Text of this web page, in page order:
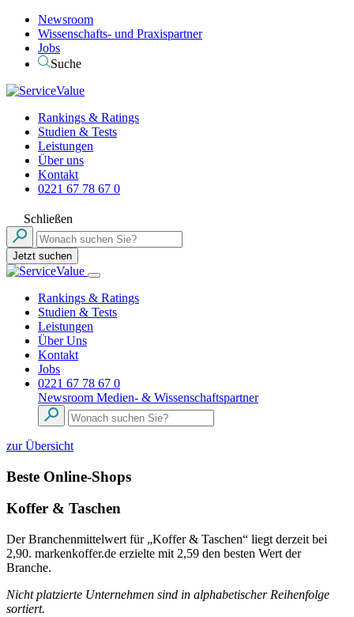
Newsroom
Wissenschafts- und Praxispartner
Jobs
Suche
Rankings & Ratings
Studien & Tests
Leistungen
Über uns
Kontakt
0221 67 78 67 0
Schließen
Jetzt suchen
Rankings & Ratings
Studien & Tests
Leistungen
Über Uns
Kontakt
Jobs
0221 67 78 67 0
Newsroom Medien- & Wissenschaftspartner
zur Übersicht
Beste Online-Shops
Koffer & Taschen
Der Branchenmittelwert für „Koffer & Taschen“ liegt derzeit bei
2,90. markenkoffer.de erzielte mit 2,59 den besten Wert der
Branche.
Nicht platzierte Unternehmen sind in alphabetischer Reihenfolge
sortiert.